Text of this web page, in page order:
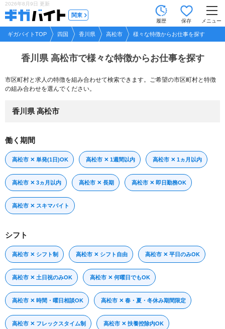
2026年8月9日 更新
関東
履歴 保存 メニュー
ギガバイトTOP 四国 香川県 高松市 様々な特徴からお仕事を探す
香川県 高松市で様々な特徴からお仕事を探す
市区町村と求人の特徴を組み合わせて検索できます。ご希望の市区町村と特徴
の組み合わせを選んでください。
香川県 高松市
働く期間
高松市 ✕ 単発(1日)OK 高松市 ✕ 1週間以内 高松市 ✕ 1ヵ月以内
高松市 ✕ 3ヵ月以内 高松市 ✕ 長期 高松市 ✕ 即日勤務OK
高松市 ✕ スキマバイト
シフト
高松市 ✕ シフト制 高松市 ✕ シフト自由 高松市 ✕ 平日のみOK
高松市 ✕ 土日祝のみOK 高松市 ✕ 何曜日でもOK
高松市 ✕ 時間・曜日相談OK 高松市 ✕ 春・夏・冬休み期間限定
高松市 ✕ フレックスタイム制 高松市 ✕ 扶養控除内OK